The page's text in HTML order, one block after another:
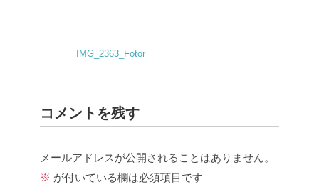
IMG_2363_Fotor
コメントを残す
メールアドレスが公開されることはありません。
※ が付いている欄は必須項目です